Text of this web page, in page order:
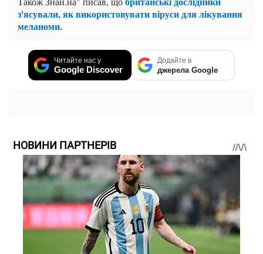
з'ясували, як використовувати віруси для лікування
меланоми.
Читайте нас у
Google Discover
Додайте в
джерела Google
НОВИНИ ПАРТНЕРІВ